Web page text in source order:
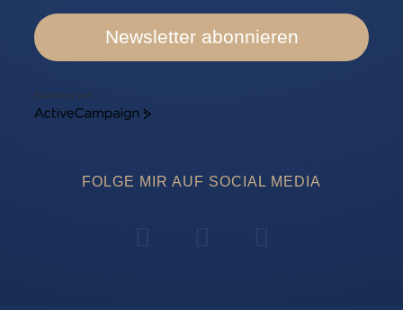
Newsletter abonnieren
Marketing von
ActiveCampaign
FOLGE MIR AUF SOCIAL MEDIA